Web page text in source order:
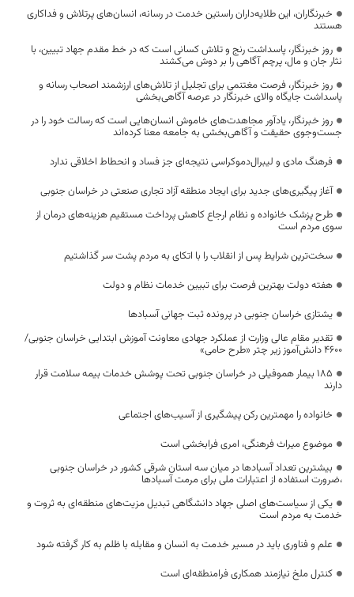
خبرنگاران، این طلایه‌داران راستین خدمت در رسانه، انسان‌های پرتلاش و فداکاری
هستند
روز خبرنگار، پاسداشت رنج و تلاش کسانی است که در خط مقدم جهاد تبیین، با
نثار جان و مال، پرچم آگاهی را بر دوش می‌کشند
روز خبرنگار، فرصت مغتنمی برای تجلیل از تلاش‌های ارزشمند اصحاب رسانه و
پاسداشت جایگاه والای خبرنگار در عرصه آگاهی‌بخشی
روز خبرنگار، یادآور مجاهدت‌های خاموش انسان‌هایی است که رسالت خود را در
جست‌وجوی حقیقت و آگاهی‌بخشی به جامعه معنا کرده‌اند
فرهنگ مادی و لیبرال‌دموکراسی نتیجه‌ای جز فساد و انحطاط اخلاقی ندارد
آغاز پیگیری‌های جدید برای ایجاد منطقه آزاد تجاری صنعتی در خراسان جنوبی
طرح پزشک خانواده و نظام ارجاع کاهش پرداخت مستقیم هزینه‌های درمان از
سوی مردم است
سخت‌ترین شرایط پس از انقلاب را با اتکای به مردم پشت سر گذاشتیم
هفته دولت بهترین فرصت برای تبیین خدمات نظام و دولت
یشتازی خراسان جنوبی در پرونده ثبت جهانی آسبادها
تقدیر مقام عالی وزارت از عملکرد جهادی معاونت آموزش ابتدایی خراسان جنوبی/
۴۶۰۰ دانش‌آموز زیر چتر «طرح حامی»
۱۸۵ بیمار هموفیلی در خراسان جنوبی تحت پوشش خدمات بیمه سلامت قرار
دارند
خانواده را مهمترین رکن پیشگیری از آسیب‌های اجتماعی
موضوع میراث فرهنگی، امری فرابخشی است
بیشترین تعداد آسبادها در میان سه استان شرقی کشور در خراسان جنوبی
،ضرورت استفاده از اعتبارات ملی برای مرمت آسبادها
یکی از سیاست‌های اصلی جهاد دانشگاهی تبدیل مزیت‌های منطقه‌ای به ثروت و
خدمت به مردم است
علم و فناوری باید در مسیر خدمت به انسان و مقابله با ظلم به کار گرفته شود
کنترل ملخ نیازمند همکاری فرامنطقه‌ای است